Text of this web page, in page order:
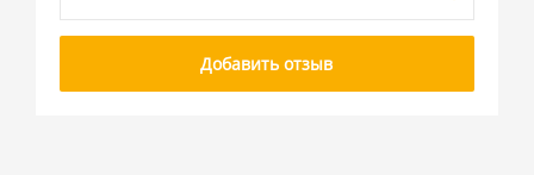
Добавить отзыв